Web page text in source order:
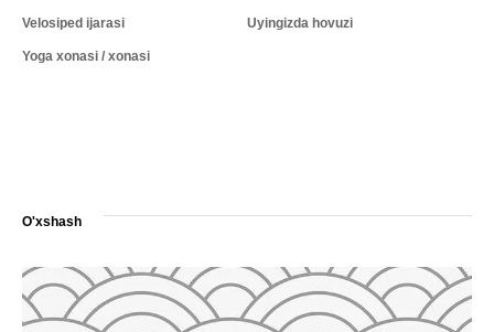
Velosiped ijarasi
Yoga xonasi / xonasi
Uyingizda hovuzi
O'xshash